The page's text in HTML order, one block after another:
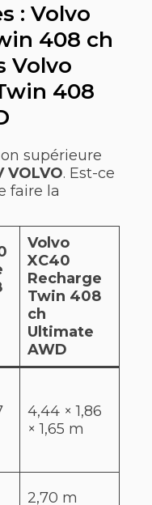
: Volvo
408 ch
Volvo
408
supérieure
VOLVO. Est-ce
faire la
Volvo
XC40
Recharge
Twin 408
ch
Ultimate
AWD
4,44 × 1,86
× 1,65 m
2,70 m